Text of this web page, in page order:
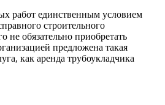
работ единственным условием
строительного
не обязательно приобретать
предложена такая
как аренда трубоукладчика